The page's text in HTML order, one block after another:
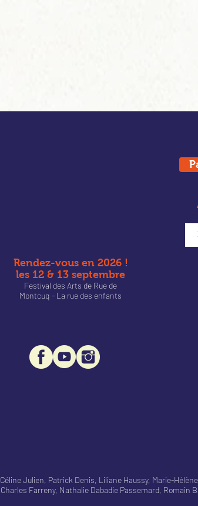
Rendez-vous en 2026 !
les 12 & 13 septembre
Festival des Arts de Rue de
Montcuq - La rue des enfants
Céline Julien, Patrick Denis, Liliane Haussy, Marie-
Charles Farreny, Nathalie Dabadie Passemard,